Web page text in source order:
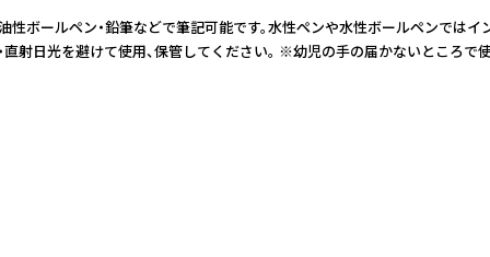
どで筆記可能です。水性ペンや水性ボールペンではインクを
日光を避けて使用、保管してください。 ※幼児の手の届かないところで使